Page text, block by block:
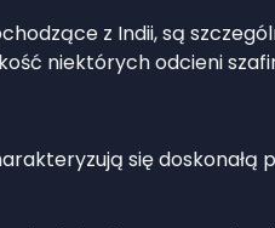
z Indii, są
niektórych odcieni
się